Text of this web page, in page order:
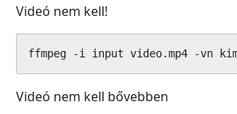
Videó nem kell!
ffmpeg -i input video.mp4 -vn
Videó nem kell bővebben